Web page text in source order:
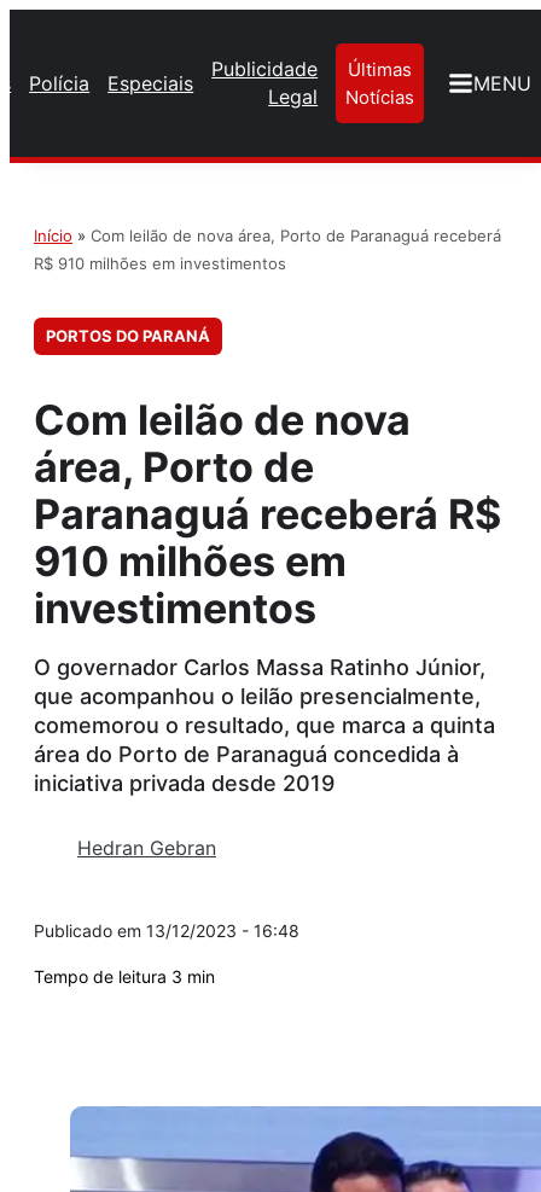
Polícia Especiais
Publicidade
Legal
Últimas
Notícias
MENU
Início » Com leilão de nova área, Porto de Paranaguá receberá
R$ 910 milhões em investimentos
PORTOS DO PARANÁ
Com leilão de nova
área, Porto de
Paranaguá receberá R$
910 milhões em
investimentos
O governador Carlos Massa Ratinho Júnior,
que acompanhou o leilão presencialmente,
comemorou o resultado, que marca a quinta
área do Porto de Paranaguá concedida à
iniciativa privada desde 2019
Hedran Gebran
13/12/2023 - 16:48